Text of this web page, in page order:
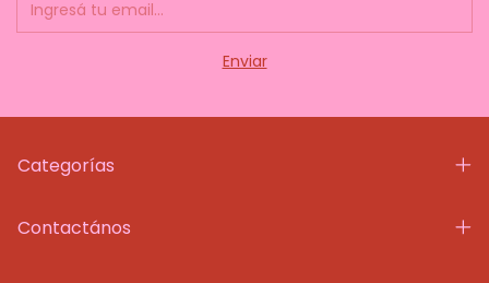
Categorías
Contactános